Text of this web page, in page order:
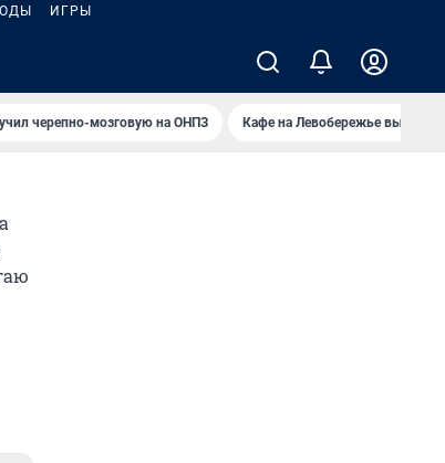
ИГРЫ
черепно-мозговую на ОНПЗ Кафе на Левобережье